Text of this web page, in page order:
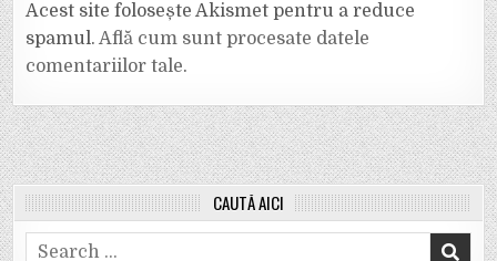
Acest site folosește Akismet pentru a reduce
spamul.Află cum sunt procesate datele
comentariilor tale.
CAUTĂ AICI
Search